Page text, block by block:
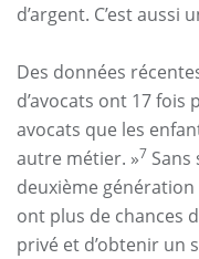
d’argent. C’est
Des données
d’avocats ont 17 fois
avocats que les
autre métier. »7 Sans
deuxième génération
ont plus de chances
privé et d’obtenir un